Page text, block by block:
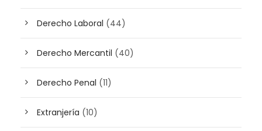
Derecho Laboral (44)
Derecho Mercantil (40)
Derecho Penal (11)
Extranjería (10)